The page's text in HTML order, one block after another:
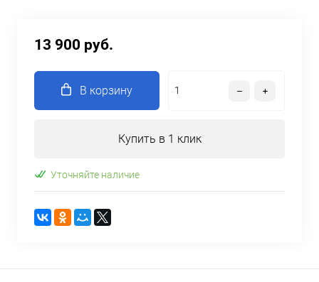
13 900 руб.
В корзину
Купить в 1 клик
Уточняйте наличие